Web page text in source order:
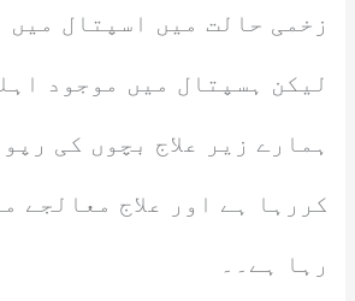
زخمی حالت میں اسپتال میں
لیکن ہسپتال میں موجود
ہمارے زیر علاج بچوں کی
کررہا ہے اور علاج معالجے
رہا ہے۔۔